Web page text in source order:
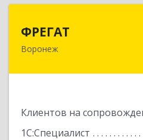
ФРЕГАТ
Воронеж
Клиентов на
1С:Специалист